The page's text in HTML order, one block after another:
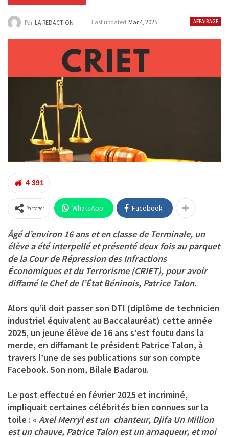
AFFAIRAGE
Par LA REDACTION Last updated Mar 4, 2025
4 391
Partager WhatsApp Facebook
Âgé d’environ 16 ans et en classe de Terminale, un
élève a été interpellé et présenté deux fois au parquet
de la Cour de Répression des Infractions
Économiques et du Terrorisme (CRIET), pour avoir
diffamé le Chef de l’État Béninois, Patrice Talon.
Alors qu’il doit passer son DTI (diplôme de technicien
industriel équivalent au Baccalauréat) cette année
2025, un jeune élève de 16 ans s’est foutu dans la
merde, en diffamant le président Patrice Talon, à
travers l’une de ses publications sur son compte
Facebook. Son nom, Bilale Badarou.
Le post effectué en février 2025 et incriminé,
impliquait certaines célébrités bien connues sur la
toile : « Axel Merryl est un chanteur, Djifa Un Million
est un chauve, Patrice Talon est un arnaqueur, et moi